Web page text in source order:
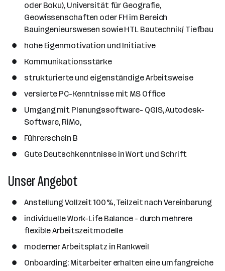
oder Boku), Universität für Geografie,
Geowissenschaften oder FH im Bereich
Bauingenieurswesen sowie HTL Bautechnik/ Tiefbau
hohe Eigenmotivation und Initiative
Kommunikationsstärke
strukturierte und eigenständige Arbeitsweise
versierte PC-Kenntnisse mit MS Office
Umgang mit Planungssoftware- QGIS, Autodesk-
Software, RiMo,
Führerschein B
Gute Deutschkenntnisse in Wort und Schrift
Unser Angebot
Anstellung Vollzeit 100%, Teilzeit nach Vereinbarung
individuelle Work-Life Balance - durch mehrere
flexible Arbeitszeitmodelle
moderner Arbeitsplatz in Rankweil
Onboarding: Mitarbeiter erhalten eine umfangreiche